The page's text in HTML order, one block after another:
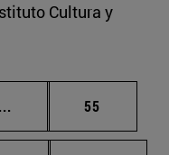
Cultura y
... Páginas intermedias
Página
55